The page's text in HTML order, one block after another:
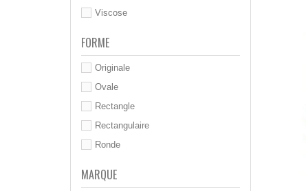
Viscose
FORME
Originale
Ovale
Rectangle
Rectangulaire
Ronde
MARQUE